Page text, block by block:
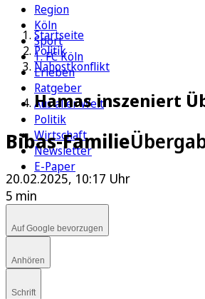
Region
Köln
Sport
1. FC Köln
Erleben
Ratgeber
Aus aller Welt
Politik
Wirtschaft
Newsletter
E-Paper
Startseite
Politik
Nahostkonflikt
Hamas inszeniert
Bibas-Familie
20.02.2025, 10:17 Uhr
5 min
Auf Google bevorzugen
Anhören
Schrift